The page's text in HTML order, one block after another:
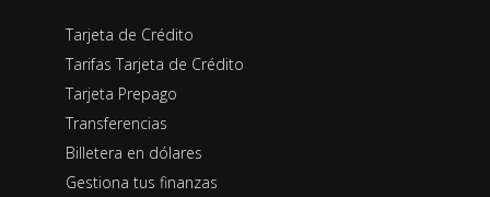
Tarjeta de Crédito
Tarifas Tarjeta de Crédito
Tarjeta Prepago
Transferencias
Billetera en dólares
Gestiona tus finanzas